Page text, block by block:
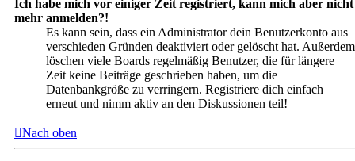
Ich habe mich vor einiger Zeit registriert, kann mich aber nicht
mehr anmelden?!
Es kann sein, dass ein Administrator dein Benutzerkonto aus
verschieden Gründen deaktiviert oder gelöscht hat. Außerdem
löschen viele Boards regelmäßig Benutzer, die für längere
Zeit keine Beiträge geschrieben haben, um die
Datenbankgröße zu verringern. Registriere dich einfach
erneut und nimm aktiv an den Diskussionen teil!
Nach oben